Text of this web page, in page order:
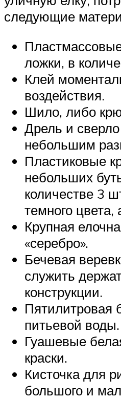
следующие
ложки, в
Клей
воздействия.
Шило, либо
Дрель и
небольшим
Пластиковые
небольших
количестве 3
темного цвета,
Крупная
«серебро».
Бечевая
служить
конструкции.
Пятилитровая
питьевой воды.
Гуашевые
краски.
Кисточка для
большого и